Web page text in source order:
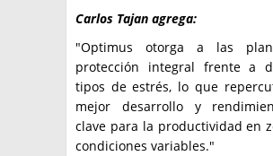
Carlos Tajan agrega:
"Optimus otorga a las
protección integral frente a
tipos de estrés, lo que
mejor desarrollo y
clave para la productividad en
condiciones variables."